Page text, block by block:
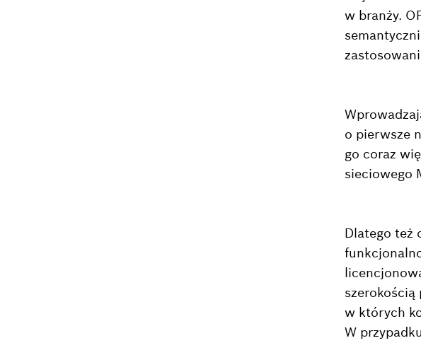
w branży.
o pierwsze
go coraz
sieciowego
Dlatego też
szerokością
w których
W